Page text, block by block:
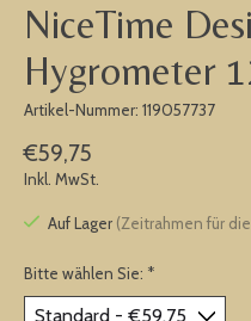
NiceTime
Hygrometer
Artikel-Nummer: 119057737
€59,75
Inkl. MwSt.
Auf Lager (Zeitrahmen für
Bitte wählen Sie: *